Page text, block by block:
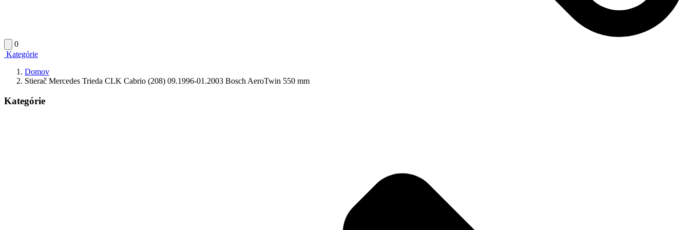
0
Kategórie
Domov
Stierač Mercedes Trieda CLK Cabrio (208) 09.1996-01.2003 Bosch AeroTwin 550 mm
Kategórie